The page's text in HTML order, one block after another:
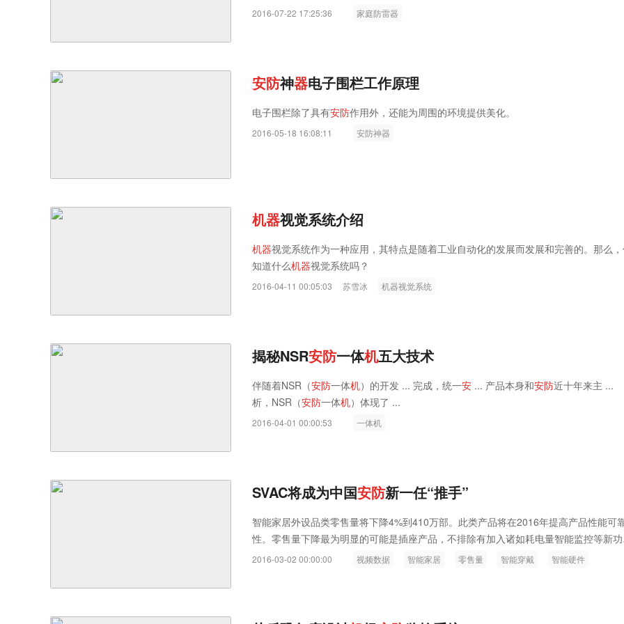
2016-07-22 17:25:36 家庭防雷器
安防神器电子围栏工作原理
电子围栏除了具有安防作用外，还能为周围的环境提供美化。
2016-05-18 16:08:11 安防神器
机器视觉系统介绍
机器视觉系统作为一种应用，其特点是随着工业自动化的发展而发展和完善的。那么
知道什么机器视觉系统吗？
2016-04-11 00:05:03 苏雪冰 机器视觉系统
揭秘NSR安防一体机五大技术
伴随着NSR（安防一体机）的开发 ... 完成，统一安 ... 产品本身和安防近十年来主 ...
析，NSR（安防一体机）体现了 ...
2016-04-01 00:00:53 一体机
SVAC将成为中国安防新一任“推手”
智能家居外设品类零售量将下降4%到410万部。此类产品将在2016年提高产品性能可
性。零售量下降最为明显的可能是插座产品，不排除有加入诸如耗电量智能监控等新
的插座产品冲击经典单品的地位;智能家居外设品类中，智能音箱产品增长态势明显。
2016-03-02 00:00:00 视频数据 智能家居 零售量 智能穿戴 智能硬件